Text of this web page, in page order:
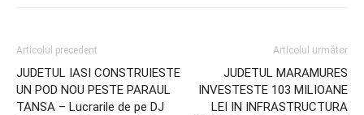
Articolul precedent
JUDETUL IASI CONSTRUIESTE
UN POD NOU PESTE PARAUL
TANSA – Lucrarile de pe DJ
Articolul următor
JUDETUL MARAMURES
INVESTESTE 103 MILIOANE
LEI IN INFRASTRUCTURA